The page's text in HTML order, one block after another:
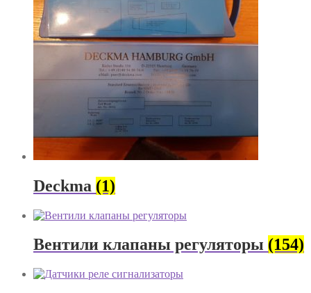
Deckma (1)
Вентили клапаны регуляторы (154)